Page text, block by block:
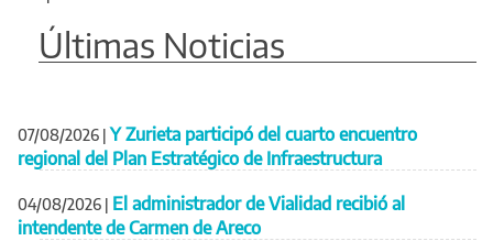
Últimas Noticias
07/08/2026 | Y Zurieta participó del cuarto encuentro
regional del Plan Estratégico de Infraestructura
04/08/2026 | El administrador de Vialidad recibió al
intendente de Carmen de Areco